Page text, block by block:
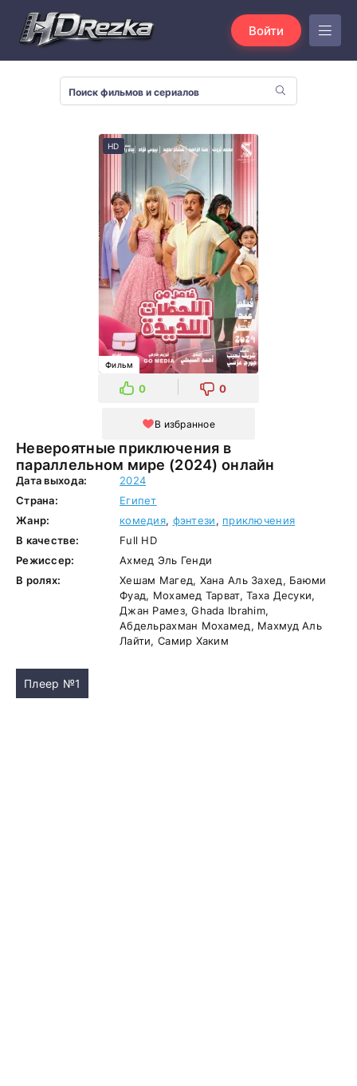
Войти
Невероятные приключения в
параллельном мире (2024) онлайн
HD
Фильм
0 0
В избранное
Дата выхода:
2024
Страна:
Египет
Жанр:
комедия, фэнтези, приключения
В качестве:
Full HD
Режиссер:
Ахмед Эль Генди
В ролях:
Хешам Магед, Хана Аль Захед, Баюми
Фуад, Мохамед Тарват, Таха Десуки,
Джан Рамез, Ghada Ibrahim,
Абдельрахман Мохамед, Махмуд Аль
Лайти, Самир Хаким
Плеер №1